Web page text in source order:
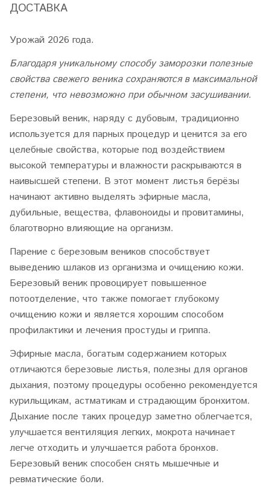
ДОСТАВКА
Урожай 2026 года.
Благодаря уникальному способу заморозки полезные
свойства свежего веника сохраняются в максимальной
степени, что невозможно при обычном засушивании.
Березовый веник, наряду с дубовым, традиционно
используется для парных процедур и ценится за его
целебные свойства, которые под воздействием
высокой температуры и влажности раскрываются в
наивысшей степени. В этот момент листья берёзы
начинают активно выделять эфирные масла,
дубильные, вещества, флавоноиды и провитамины,
благотворно влияющие на организм.
Парение с березовым веников способствует
выведению шлаков из организма и очищению кожи.
Березовый веник провоцирует повышенное
потоотделение, что также помогает глубокому
очищению кожи и является хорошим способом
профилактики и лечения простуды и гриппа.
Эфирные масла, богатым содержанием которых
отличаются березовые листья, полезны для органов
дыхания, поэтому процедуры особенно рекомендуется
курильщикам, астматикам и страдающим бронхитом.
Дыхание после таких процедур заметно облегчается,
улучшается вентиляция легких, мокрота начинает
легче отходить и улучшается работа бронхов.
Березовый веник способен снять мышечные и
ревматические боли.